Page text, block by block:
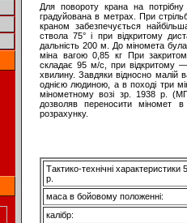
Для повороту крана на потрібну
градуйована в метрах. При
краном забезпечується
ствола 75° і при відкритому
дальність 200 м. До міномета
міна вагою 0,85 кг При
складає 95 м/с, при відкритому —
хвилину. Завдяки відносно малій
однією людиною, а в поході три
мінометному возі зр. 1938 р.
дозволяв переносити міномет
розрахунку.
Тактико-технічні
p.
маса в бойовому положенні:
калібр: